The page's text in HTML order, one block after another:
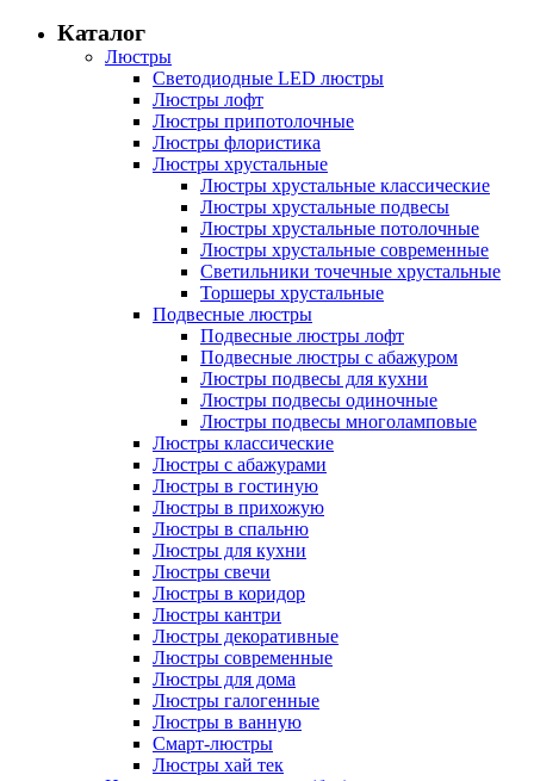
Каталог
Люстры
Светодиодные LED люстры
Люстры лофт
Люстры припотолочные
Люстры флористика
Люстры хрустальные
Люстры хрустальные классические
Люстры хрустальные подвесы
Люстры хрустальные потолочные
Люстры хрустальные современные
Светильники точечные хрустальные
Торшеры хрустальные
Подвесные люстры
Подвесные люстры лофт
Подвесные люстры с абажуром
Люстры подвесы для кухни
Люстры подвесы одиночные
Люстры подвесы многоламповые
Люстры классические
Люстры с абажурами
Люстры в гостиную
Люстры в прихожую
Люстры в спальню
Люстры для кухни
Люстры свечи
Люстры в коридор
Люстры кантри
Люстры декоративные
Люстры современные
Люстры для дома
Люстры галогенные
Люстры в ванную
Смарт-люстры
Люстры хай тек